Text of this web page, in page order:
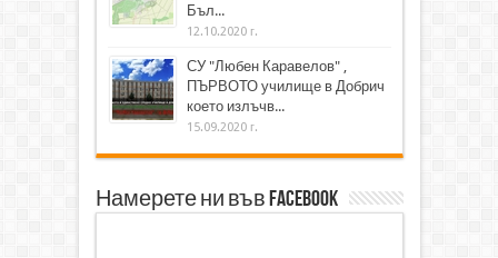
Бъл...
12.10.2020 г.
СУ "Любен Каравелов" ,
ПЪРВОТО училище в Добрич
което излъчв...
15.09.2020 г.
Намерете ни във Facebook